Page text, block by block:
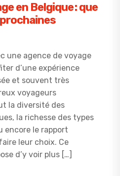
en Belgique : que
une agence de voyage
d’une expérience
et souvent très
voyageurs
la diversité des
la richesse des types
encore le rapport
leur choix. Ce
d’y voir plus […]